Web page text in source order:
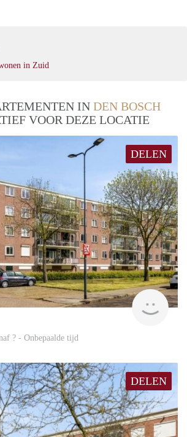
in Zuid
IN DEN BOSCH
VOOR DEZE LOCATIE
DELEN
? - Onbepaalde tijd
DELEN